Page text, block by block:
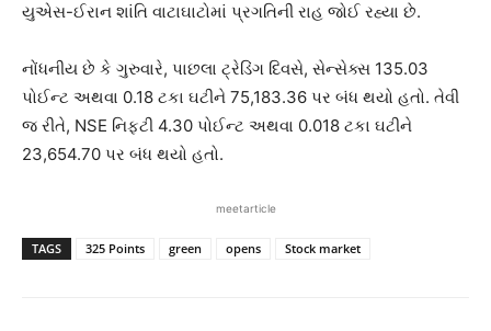
યુએસ-ઈરાન શાંતિ વાટાઘાટોમાં પ્રગતિની રાહ જોઈ રહ્યા છે.
નોંધનીય છે કે ગુરુવારે, પાછલા ટ્રેડિંગ દિવસે, સેન્સેક્સ 135.03
પોઈન્ટ અથવા 0.18 ટકા ઘટીને 75,183.36 પર બંધ થયો હતો. તેવી
જ રીતે, NSE નિફ્ટી 4.30 પોઈન્ટ અથવા 0.018 ટકા ઘટીને
23,654.70 પર બંધ થયો હતો.
meetarticle
TAGS 325 Points green opens Stock market